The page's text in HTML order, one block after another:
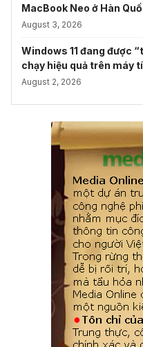
MacBook Neo ở Hàn
August 3, 2026
Windows 11 đang được
chạy hiệu quả trên máy
August 2, 2026